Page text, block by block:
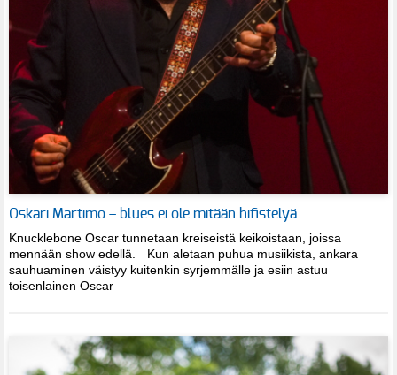
Oskari Martimo – blues ei ole mitään hifistelyä
Knucklebone Oscar tunnetaan kreiseistä keikoistaan, joissa
mennään show edellä. Kun aletaan puhua musiikista, ankara
sauhuaminen väistyy kuitenkin syrjemmälle ja esiin astuu
toisenlainen Oscar